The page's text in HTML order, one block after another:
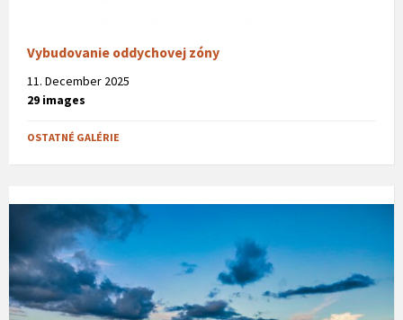
Vybudovanie oddychovej zóny
11. December 2025
29 images
OSTATNÉ GALÉRIE